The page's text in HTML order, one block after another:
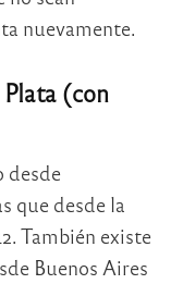
nuevamente.
(con
desde
que desde la
También existe
Buenos Aires